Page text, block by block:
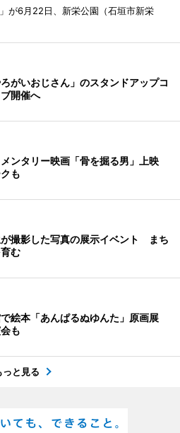
が6月22日、新栄公園（石垣市新栄
がいおじさん」のスタンドアップコ
開催へ
ンタリー映画「骨を掘る男」上映
も
撮影した写真の展示イベント まち
む
絵本「あんぱるぬゆんた」原画展
も
っと見る